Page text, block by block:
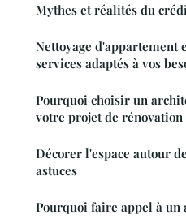
Mythes et réalités du
Nettoyage d'appartement
services adaptés à vos
Pourquoi choisir un
votre projet de rénovation
Décorer l'espace autour
astuces
Pourquoi faire appel à